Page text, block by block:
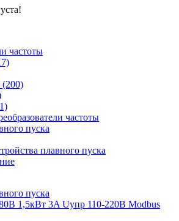
частоты
частоты
пуска
плавного пуска
пуска
1,5кВт 3A Uупр 110-220В Modbus